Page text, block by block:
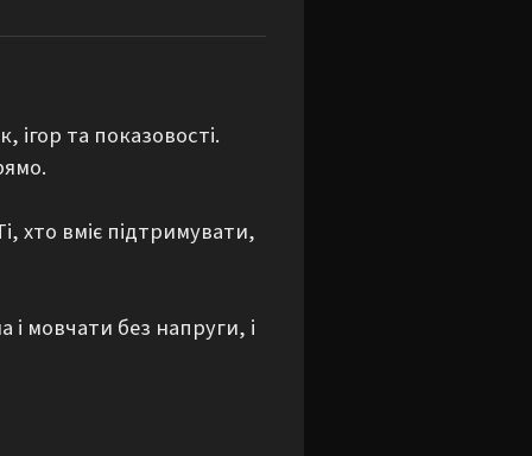
та показовості.
хто вміє підтримувати,
мовчати без напруги, і